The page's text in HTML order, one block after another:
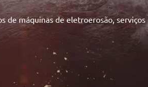
de máquinas de eletroerosão, serviços